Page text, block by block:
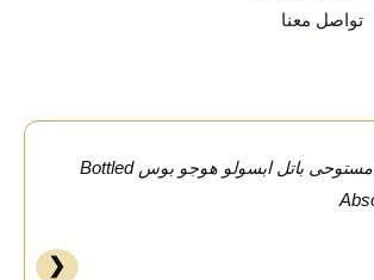
تواصل معنا
مستوحى باتل ابسولو هوجو بوس Bottled
❮